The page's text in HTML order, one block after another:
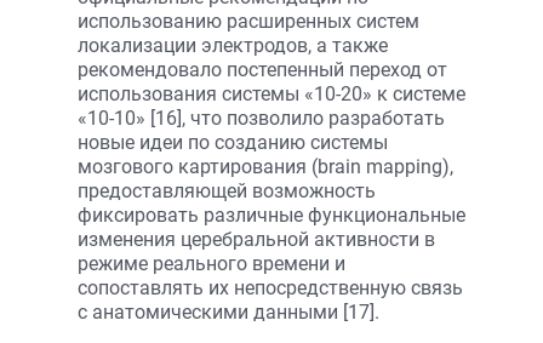
использованию расширенных систем
локализации электродов, а также
рекомендовало постепенный переход от
использования системы «10-20» к системе
«10-10» [16], что позволило разработать
новые идеи по созданию системы
мозгового картирования (brain mapping),
предоставляющей возможность
фиксировать различные функциональные
изменения церебральной активности в
режиме реального времени и
сопоставлять их непосредственную связь
с анатомическими данными [17].